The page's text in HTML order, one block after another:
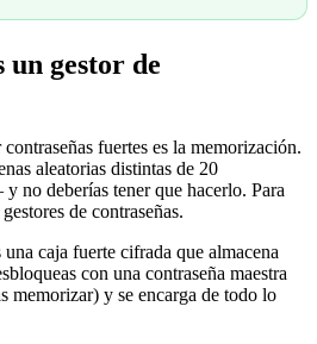
un gestor de
fuertes es la memorización.
aleatorias distintas de 20
no deberías tener que hacerlo. Para
de contraseñas.
caja fuerte cifrada que almacena
con una contraseña maestra
memorizar) y se encarga de todo lo